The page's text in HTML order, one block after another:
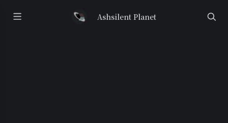
Ashsilent Planet